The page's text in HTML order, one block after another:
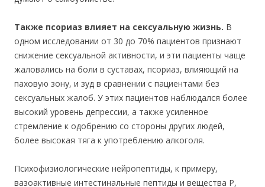
Также псориаз влияет на сексуальную жизнь. В
одном исследовании от 30 до 70% пациентов признают
снижение сексуальной активности, и эти пациенты чаще
жаловались на боли в суставах, псориаз, влияющий на
паховую зону, и зуд в сравнении с пациентами без
сексуальных жалоб. У этих пациентов наблюдался более
высокий уровень депрессии, а также усиленное
стремление к одобрению со стороны других людей,
более высокая тяга к употреблению алкоголя.
Психофизиологические нейропептиды, к примеру,
вазоактивные интестинальные пептиды и вещества P,